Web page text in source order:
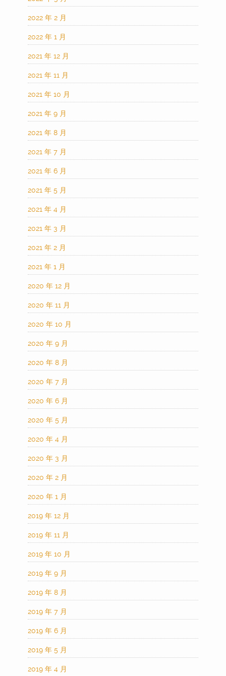
2022 年 2 月
2022 年 1 月
2021 年 12 月
2021 年 11 月
2021 年 10 月
2021 年 9 月
2021 年 8 月
2021 年 7 月
2021 年 6 月
2021 年 5 月
2021 年 4 月
2021 年 3 月
2021 年 2 月
2021 年 1 月
2020 年 12 月
2020 年 11 月
2020 年 10 月
2020 年 9 月
2020 年 8 月
2020 年 7 月
2020 年 6 月
2020 年 5 月
2020 年 4 月
2020 年 3 月
2020 年 2 月
2020 年 1 月
2019 年 12 月
2019 年 11 月
2019 年 10 月
2019 年 9 月
2019 年 8 月
2019 年 7 月
2019 年 6 月
2019 年 5 月
2019 年 4 月